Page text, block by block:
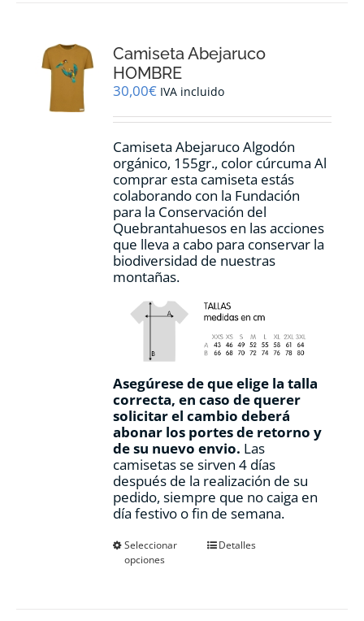
se
elegir
en
la
de
producto
Camiseta Abejaruco
HOMBRE
30,00€ IVA incluido
Camiseta Abejaruco Algodón
orgánico, 155gr., color cúrcuma Al
comprar esta camiseta estás
colaborando con la Fundación
para la Conservación del
Quebrantahuesos en las acciones
que lleva a cabo para conservar la
biodiversidad de nuestras
montañas.
Asegúrese de que elige la talla
correcta, en caso de querer
solicitar el cambio deberá
abonar los portes de retorno y
de su nuevo envio. Las
camisetas se sirven 4 días
después de la realización de su
pedido, siempre que no caiga en
día festivo o fin de semana.
Seleccionar
opciones
EsteDetalles